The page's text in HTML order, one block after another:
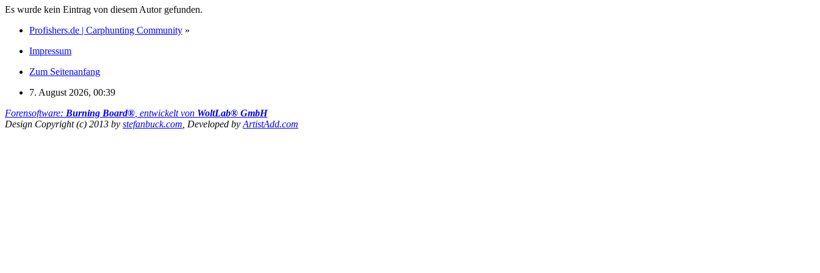
Es wurde kein Eintrag von diesem Autor gefunden.
Profishers.de | Carphunting Community »
Impressum
Zum Seitenanfang
7. August 2026, 00:39
Forensoftware: Burning Board® , entwickelt von WoltLab® GmbH
Design Copyright (c) 2013 by stefanbuck.com , Developed by ArtistAdd.com